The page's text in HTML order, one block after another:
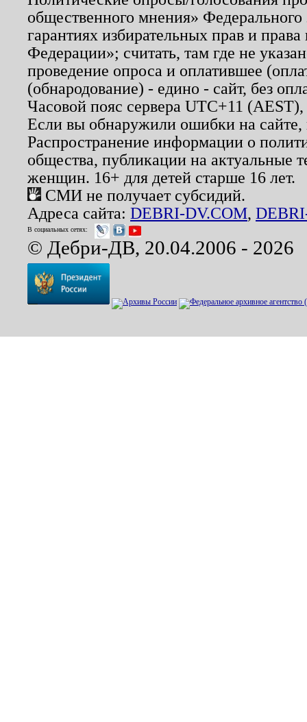
общественного мнения»
гарантиях избирательных прав и
Федерации»; считать, там где не
проведение опроса и оплатившее
(обнародование) - едино - сайт, без
Часовой пояс сервера UTC+11
Если вы обнаружили ошибки на
Распространение информации о
общества, публикации на актуальные
женщин. 16+ для детей старше 16 лет.
СМИ не получает субсидий.
Адреса сайта: DEBRI-DV.COM,
В социальных сетях:
© Дебри-ДВ, 20.04.2006 - 2026